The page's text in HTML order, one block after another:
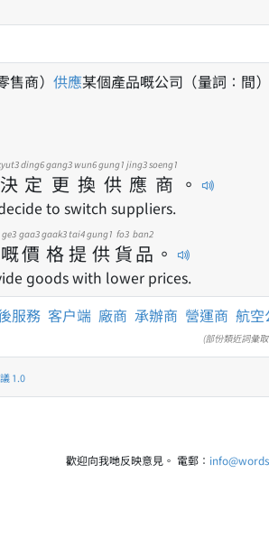
商） 供應某個產品嘅公司（量詞：間）
決 定
ding6
更
gang3
換
wun6
供
gung1
應
jing3
商
soeng1
。
to switch suppliers.
嘅
ge3
價
gaa3
格
gaak3
提
tai4
供
gung1
貨
fo3
品
ban2
。
goods with lower prices.
服務 客户端 廠商 承辦商 營運商 航空
(部份類近詞彙
1.0
歡迎向我哋反映意見。 電郵：